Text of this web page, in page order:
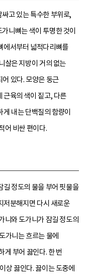
고 있는 특수한 부위로,
니뼈는 색이 투명한 것이
에서부터 넓적다리뼈를
살은 지방이 거의 없는
있다. 모양은 둥근
근육의 색이 짙고, 다른
내는 단백질의 함량이
어 비싼 편이다.
길 정도의 물을 부어 핏물을
저분해지면 다시 새로운
니와 도가니가 잠길 정도의
가니는 흐르는 물에
게 부어 끓인다. 한 번
상 끓인다. 끓이는 도중에